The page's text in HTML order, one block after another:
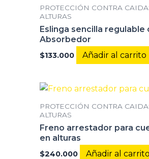
PROTECCIÓN CONTRA
ALTURAS
Eslinga sencilla regulable
Absorbedor
$133.000 Añadir al carrito
PROTECCIÓN CONTRA
ALTURAS
Freno arrestador para
en alturas
$240.000 Añadir al carrito